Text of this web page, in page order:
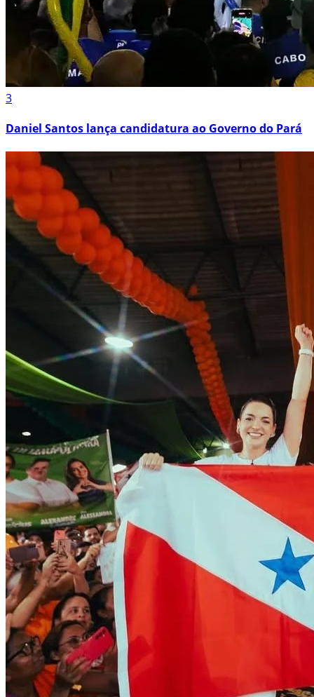
3
Daniel Santos lança candidatura ao Governo do Pará